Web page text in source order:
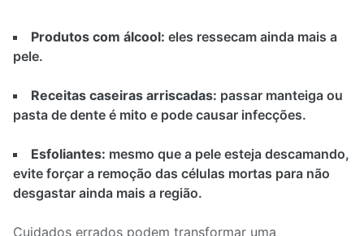
Produtos com álcool: eles ressecam ainda mais a
pele.
Receitas caseiras arriscadas: passar manteiga ou
pasta de dente é mito e pode causar infecções.
Esfoliantes: mesmo que a pele esteja descamando,
evite forçar a remoção das células mortas para não
desgastar ainda mais a região.
Cuidados errados podem transformar uma